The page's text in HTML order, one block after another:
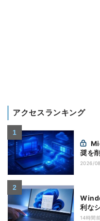
アクセスランキング
奨を
2026/
利な
14時間前